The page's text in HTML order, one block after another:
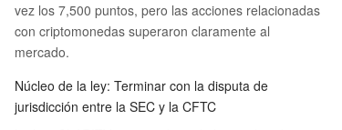
vez los 7,500 puntos, pero las acciones relacionadas
con criptomonedas superaron claramente al
mercado.
Núcleo de la ley: Terminar con la disputa de
jurisdicción entre la SEC y la CFTC